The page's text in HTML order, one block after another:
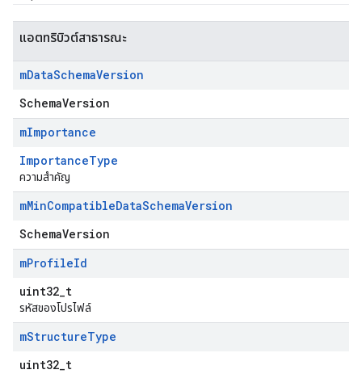
แอตทริบิวต์สาธารณะ
mDataSchemaVersion
SchemaVersion
mImportance
ImportanceType
ความสำคัญ
mMinCompatibleDataSchemaVersion
SchemaVersion
mProfileId
uint32_t
รหัสของโปรไฟล์
mStructureType
uint32_t